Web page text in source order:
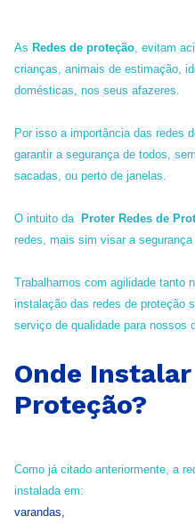
As Redes de proteção, evitam
crianças, animais de estimação,
domésticas, nos seus afazeres.
Por isso a importância das redes
garantir a segurança de todos,
sacadas, ou perto de janelas.
O intuito da Proter Redes de
redes, mais sim visar a
Trabalhamos com agilidade tanto
instalação das redes de proteção
serviço de qualidade para nossos
Onde
Proteção?
Como já citado anteriormente, a
instalada em:
varandas,